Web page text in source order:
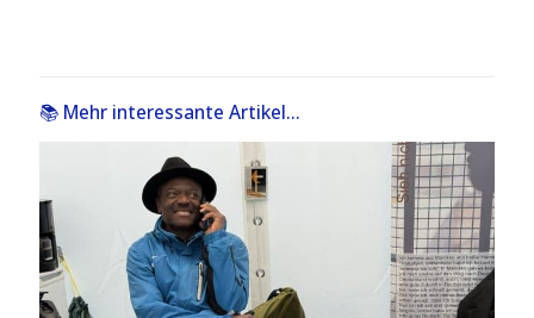
📚 Mehr interessante Artikel...